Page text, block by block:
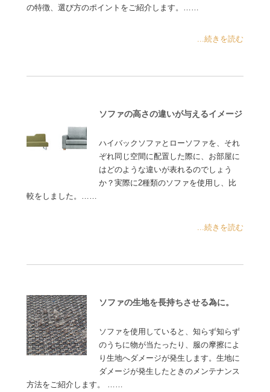
の特徴、選び方のポイントをご紹介します。……
...続きを読む
ソファの高さの違いが与えるイメージ
ハイバックソファとローソファを、それ
ぞれ同じ空間に配置した際に、お部屋に
はどのような違いが表れるのでしょう
か？実際に2種類のソファを使用し、比
較をしました。……
...続きを読む
ソファの生地を長持ちさせる為に。
ソファを使用していると、知らず知らず
のうちに物が当たったり、服の摩擦によ
り生地へダメージが発生します。生地に
ダメージが発生したときのメンテナンス
方法をご紹介します。 ……